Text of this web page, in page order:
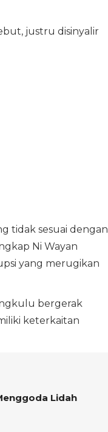
justru disinyalir
tidak sesuai dengan
Ni Wayan
yang merugikan
bergerak
keterkaitan
Lidah